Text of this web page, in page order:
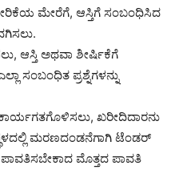
ಮೇರೆಗೆ, ಆಸ್ತಿಗೆ ಸಂಬಂಧಿಸಿದ
ಆಸ್ತಿ ಅಥವಾ ಶೀರ್ಷಿಕೆಗೆ
ಸಂಬಂಧಿತ ಪ್ರಶ್ನೆಗಳನ್ನು
ಖರೀದಿದಾರನು
ಮರಣದಂಡನೆಗಾಗಿ ಟೆಂಡರ್
ಮೊತ್ತದ ಪಾವತಿ